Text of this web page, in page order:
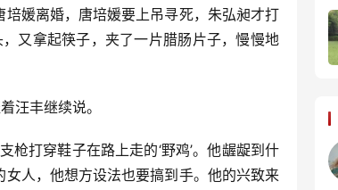
媛离婚，唐培媛要上吊寻死，朱弘昶才打
又拿起筷子，夹了一片腊肠片子，慢慢地
汪丰继续说。
打穿鞋子在路上走的‘野鸡’。他龌龊到什
人，他想方设法也要搞到手。他的兴致来